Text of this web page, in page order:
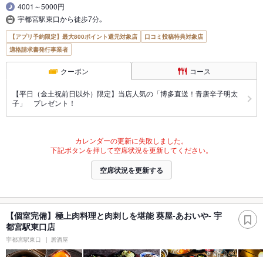
4001～5000円
宇都宮駅東口から徒歩7分｡
【アプリ予約限定】最大800ポイント還元対象店
口コミ投稿特典対象店
適格請求書発行事業者
クーポン コース
【平日（金土祝前日以外）限定】当店人気の「博多直送！青唐辛子明太
子」 プレゼント！
カレンダーの更新に失敗しました。
下記ボタンを押して空席状況を更新してください。
空席状況を更新する
【個室完備】極上肉料理と肉刺しを堪能 葵屋-あおいや- 宇
都宮駅東口店
宇都宮駅東口 居酒屋